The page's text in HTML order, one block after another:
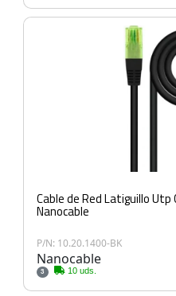
Cable de Red Latiguillo Utp
Nanocable
P/N: 10.20.1400-BK
Nanocable
3 10 uds.